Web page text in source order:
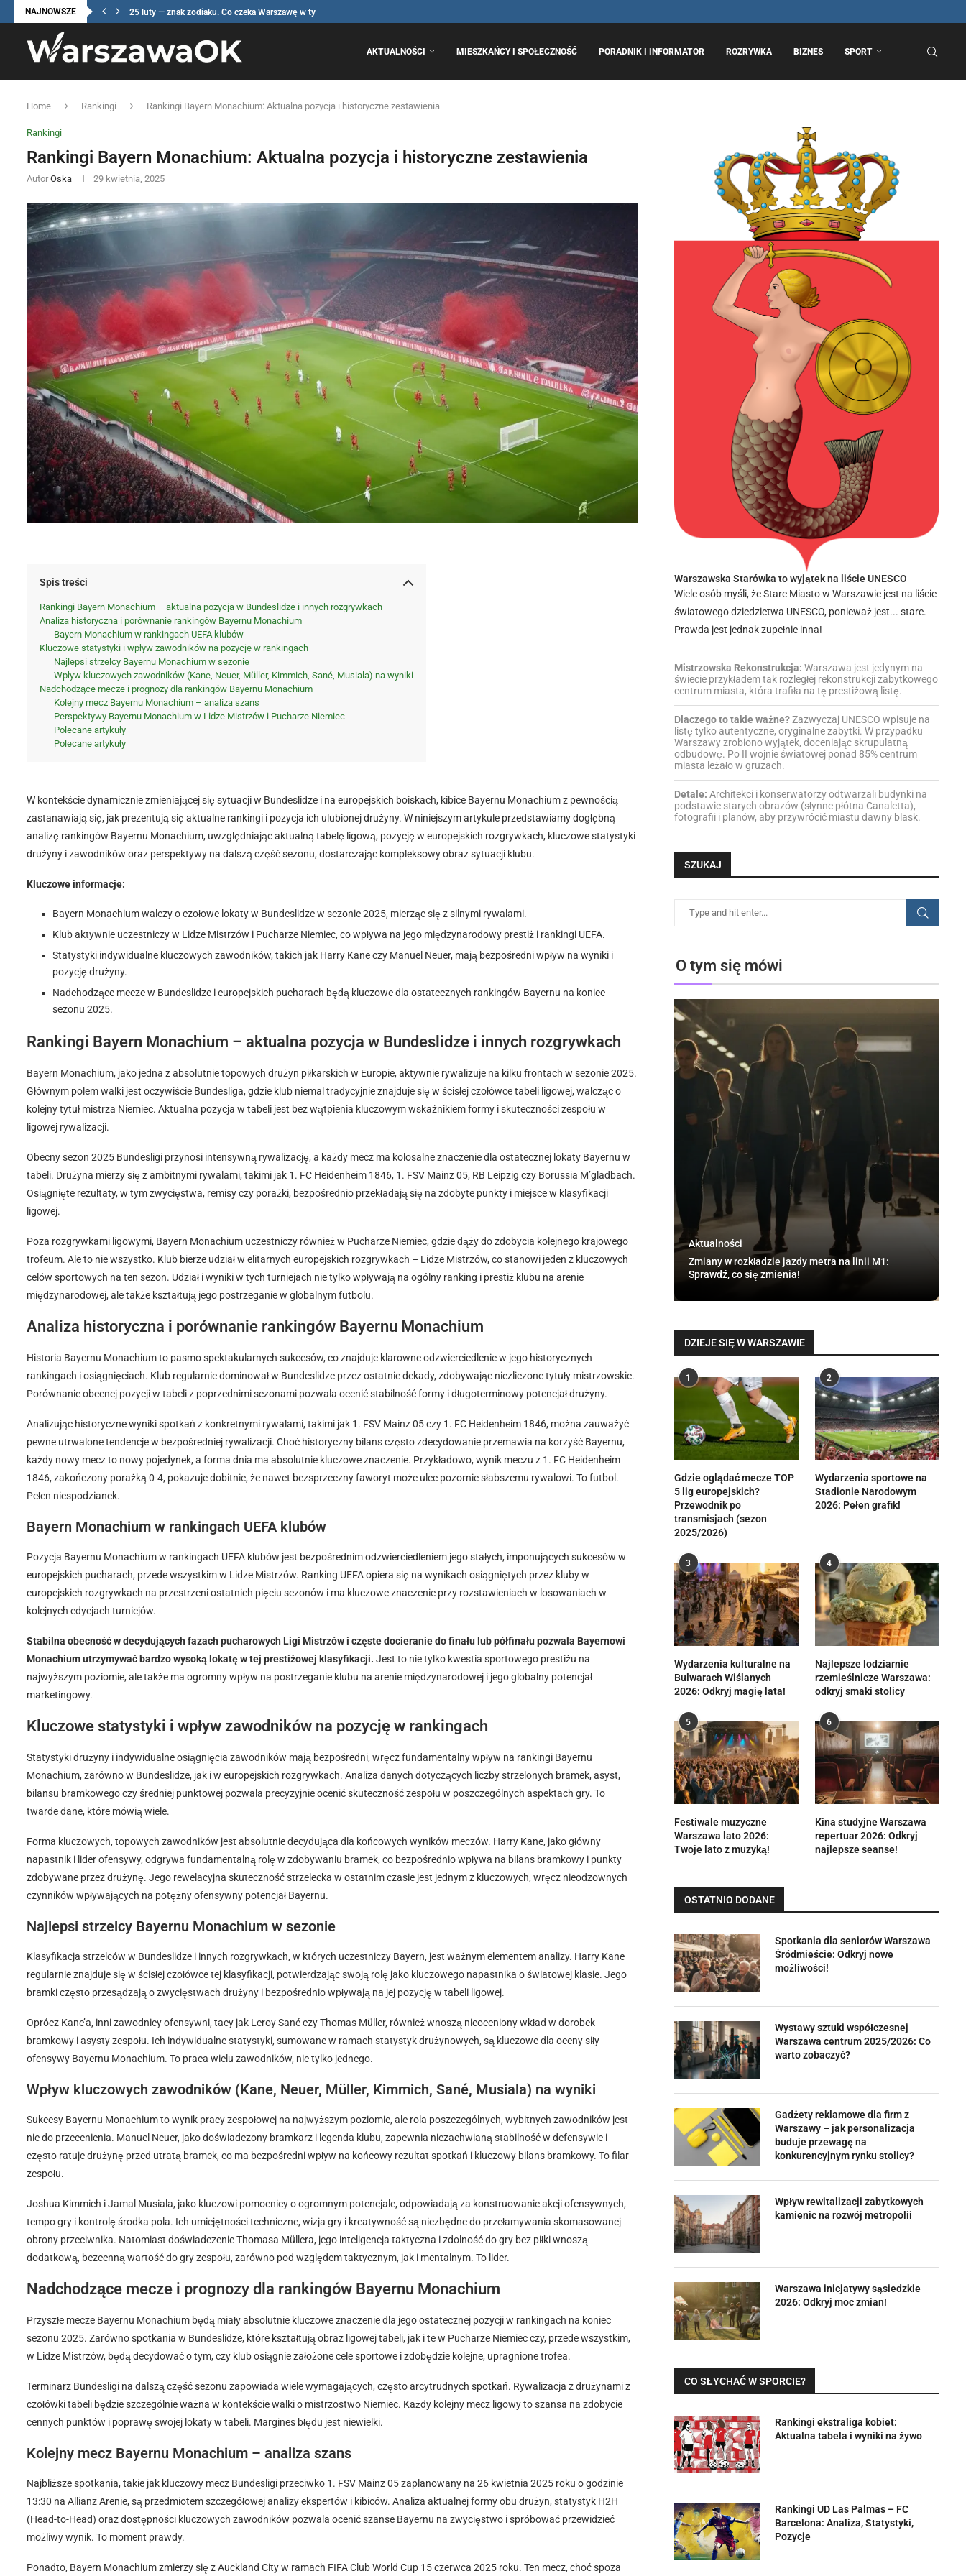
NAJNOWSZE 25 luty — znak zodiaku. Co czeka Warszawę w tym...
AKTUALNOŚCI MIESZKAŃCY I SPOŁECZNOŚĆ PORADNIK I INFORMATOR ROZRYWKA BIZNES SPORT
Home Rankingi Rankingi Bayern Monachium: Aktualna pozycja i historyczne zestawienia
Rankingi
Rankingi Bayern Monachium: Aktualna pozycja i historyczne zestawienia
Autor Oska 29 kwietnia, 2025
Spis treści
Rankingi Bayern Monachium – aktualna pozycja w Bundeslidze i innych rozgrywkach
Analiza historyczna i porównanie rankingów Bayernu Monachium
Bayern Monachium w rankingach UEFA klubów
Kluczowe statystyki i wpływ zawodników na pozycję w rankingach
Najlepsi strzelcy Bayernu Monachium w sezonie
Wpływ kluczowych zawodników (Kane, Neuer, Müller, Kimmich, Sané, Musiala) na wyniki
Nadchodzące mecze i prognozy dla rankingów Bayernu Monachium
Kolejny mecz Bayernu Monachium – analiza szans
Perspektywy Bayernu Monachium w Lidze Mistrzów i Pucharze Niemiec
Polecane artykuły
Polecane artykuły
W kontekście dynamicznie zmieniającej się sytuacji w Bundeslidze i na europejskich boiskach, kibice Bayernu Monachium z pewnością
zastanawiają się, jak prezentują się aktualne rankingi i pozycja ich ulubionej drużyny. W niniejszym artykule przedstawiamy dogłębną
analizę rankingów Bayernu Monachium, uwzględniając aktualną tabelę ligową, pozycję w europejskich rozgrywkach, kluczowe statystyki
drużyny i zawodników oraz perspektywy na dalszą część sezonu, dostarczając kompleksowy obraz sytuacji klubu.
Kluczowe informacje:
Bayern Monachium walczy o czołowe lokaty w Bundeslidze w sezonie 2025, mierząc się z silnymi rywalami.
Klub aktywnie uczestniczy w Lidze Mistrzów i Pucharze Niemiec, co wpływa na jego międzynarodowy prestiż i rankingi UEFA.
Statystyki indywidualne kluczowych zawodników, takich jak Harry Kane czy Manuel Neuer, mają bezpośredni wpływ na wyniki i
pozycję drużyny.
Nadchodzące mecze w Bundeslidze i europejskich pucharach będą kluczowe dla ostatecznych rankingów Bayernu na koniec
sezonu 2025.
Rankingi Bayern Monachium – aktualna pozycja w Bundeslidze i innych rozgrywkach
Bayern Monachium, jako jedna z absolutnie topowych drużyn piłkarskich w Europie, aktywnie rywalizuje na kilku frontach w sezonie 2025.
Głównym polem walki jest oczywiście Bundesliga, gdzie klub niemal tradycyjnie znajduje się w ścisłej czołówce tabeli ligowej, walcząc o
kolejny tytuł mistrza Niemiec. Aktualna pozycja w tabeli jest bez wątpienia kluczowym wskaźnikiem formy i skuteczności zespołu w
ligowej rywalizacji.
Obecny sezon 2025 Bundesligi przynosi intensywną rywalizację, a każdy mecz ma kolosalne znaczenie dla ostatecznej lokaty Bayernu w
tabeli. Drużyna mierzy się z ambitnymi rywalami, takimi jak 1. FC Heidenheim 1846, 1. FSV Mainz 05, RB Leipzig czy Borussia M’gladbach.
Osiągnięte rezultaty, w tym zwycięstwa, remisy czy porażki, bezpośrednio przekładają się na zdobyte punkty i miejsce w klasyfikacji
ligowej.
Poza rozgrywkami ligowymi, Bayern Monachium uczestniczy również w Pucharze Niemiec, gdzie dąży do zdobycia kolejnego krajowego
trofeum. Ale to nie wszystko. Klub bierze udział w elitarnych europejskich rozgrywkach – Lidze Mistrzów, co stanowi jeden z kluczowych
celów sportowych na ten sezon. Udział i wyniki w tych turniejach nie tylko wpływają na ogólny ranking i prestiż klubu na arenie
międzynarodowej, ale także kształtują jego postrzeganie w globalnym futbolu.
Analiza historyczna i porównanie rankingów Bayernu Monachium
Historia Bayernu Monachium to pasmo spektakularnych sukcesów, co znajduje klarowne odzwierciedlenie w jego historycznych
rankingach i osiągnięciach. Klub regularnie dominował w Bundeslidze przez ostatnie dekady, zdobywając niezliczone tytuły mistrzowskie.
Porównanie obecnej pozycji w tabeli z poprzednimi sezonami pozwala ocenić stabilność formy i długoterminowy potencjał drużyny.
Analizując historyczne wyniki spotkań z konkretnymi rywalami, takimi jak 1. FSV Mainz 05 czy 1. FC Heidenheim 1846, można zauważyć
pewne utrwalone tendencje w bezpośredniej rywalizacji. Choć historyczny bilans często zdecydowanie przemawia na korzyść Bayernu,
każdy nowy mecz to nowy pojedynek, a forma dnia ma absolutnie kluczowe znaczenie. Przykładowo, wynik meczu z 1. FC Heidenheim
1846, zakończony porażką 0-4, pokazuje dobitnie, że nawet bezsprzeczny faworyt może ulec pozornie słabszemu rywalowi. To futbol.
Pełen niespodzianek.
Bayern Monachium w rankingach UEFA klubów
Pozycja Bayernu Monachium w rankingach UEFA klubów jest bezpośrednim odzwierciedleniem jego stałych, imponujących sukcesów w
europejskich pucharach, przede wszystkim w Lidze Mistrzów. Ranking UEFA opiera się na wynikach osiągniętych przez kluby w
europejskich rozgrywkach na przestrzeni ostatnich pięciu sezonów i ma kluczowe znaczenie przy rozstawieniach w losowaniach w
kolejnych edycjach turniejów.
Stabilna obecność w decydujących fazach pucharowych Ligi Mistrzów i częste docieranie do finału lub półfinału pozwala Bayernowi
Monachium utrzymywać bardzo wysoką lokatę w tej prestiżowej klasyfikacji. Jest to nie tylko kwestia sportowego prestiżu na
najwyższym poziomie, ale także ma ogromny wpływ na postrzeganie klubu na arenie międzynarodowej i jego globalny potencjał
marketingowy.
Kluczowe statystyki i wpływ zawodników na pozycję w rankingach
Statystyki drużyny i indywidualne osiągnięcia zawodników mają bezpośredni, wręcz fundamentalny wpływ na rankingi Bayernu
Monachium, zarówno w Bundeslidze, jak i w europejskich rozgrywkach. Analiza danych dotyczących liczby strzelonych bramek, asyst,
bilansu bramkowego czy średniej punktowej pozwala precyzyjnie ocenić skuteczność zespołu w poszczególnych aspektach gry. To
twarde dane, które mówią wiele.
Forma kluczowych, topowych zawodników jest absolutnie decydująca dla końcowych wyników meczów. Harry Kane, jako główny
napastnik i lider ofensywy, odgrywa fundamentalną rolę w zdobywaniu bramek, co bezpośrednio wpływa na bilans bramkowy i punkty
zdobywane przez drużynę. Jego rewelacyjna skuteczność strzelecka w ostatnim czasie jest jednym z kluczowych, wręcz nieodzownych
czynników wpływających na potężny ofensywny potencjał Bayernu.
Najlepsi strzelcy Bayernu Monachium w sezonie
Klasyfikacja strzelców w Bundeslidze i innych rozgrywkach, w których uczestniczy Bayern, jest ważnym elementem analizy. Harry Kane
regularnie znajduje się w ścisłej czołówce tej klasyfikacji, potwierdzając swoją rolę jako kluczowego napastnika o światowej klasie. Jego
bramki często przesądzają o zwycięstwach drużyny i bezpośrednio wpływają na jej pozycję w tabeli ligowej.
Oprócz Kane’a, inni zawodnicy ofensywni, tacy jak Leroy Sané czy Thomas Müller, również wnoszą nieoceniony wkład w dorobek
bramkowy i asysty zespołu. Ich indywidualne statystyki, sumowane w ramach statystyk drużynowych, są kluczowe dla oceny siły
ofensywy Bayernu Monachium. To praca wielu zawodników, nie tylko jednego.
Wpływ kluczowych zawodników (Kane, Neuer, Müller, Kimmich, Sané, Musiala) na wyniki
Sukcesy Bayernu Monachium to wynik pracy zespołowej na najwyższym poziomie, ale rola poszczególnych, wybitnych zawodników jest
nie do przecenienia. Manuel Neuer, jako doświadczony bramkarz i legenda klubu, zapewnia niezachwianą stabilność w defensywie i
często ratuje drużynę przed utratą bramek, co ma bezpośredni wpływ na końcowy rezultat spotkań i kluczowy bilans bramkowy. To filar
zespołu.
Joshua Kimmich i Jamal Musiala, jako kluczowi pomocnicy o ogromnym potencjale, odpowiadają za konstruowanie akcji ofensywnych,
tempo gry i kontrolę środka pola. Ich umiejętności techniczne, wizja gry i kreatywność są niezbędne do przełamywania skomasowanej
obrony przeciwnika. Natomiast doświadczenie Thomasa Müllera, jego inteligencja taktyczna i zdolność do gry bez piłki wnoszą
dodatkową, bezcenną wartość do gry zespołu, zarówno pod względem taktycznym, jak i mentalnym. To lider.
Nadchodzące mecze i prognozy dla rankingów Bayernu Monachium
Przyszłe mecze Bayernu Monachium będą miały absolutnie kluczowe znaczenie dla jego ostatecznej pozycji w rankingach na koniec
sezonu 2025. Zarówno spotkania w Bundeslidze, które kształtują obraz ligowej tabeli, jak i te w Pucharze Niemiec czy, przede wszystkim,
w Lidze Mistrzów, będą decydować o tym, czy klub osiągnie założone cele sportowe i zdobędzie kolejne, upragnione trofea.
Terminarz Bundesligi na dalszą część sezonu zapowiada wiele wymagających, często arcytrudnych spotkań. Rywalizacja z drużynami z
czołówki tabeli będzie szczególnie ważna w kontekście walki o mistrzostwo Niemiec. Każdy kolejny mecz ligowy to szansa na zdobycie
cennych punktów i poprawę swojej lokaty w tabeli. Margines błędu jest niewielki.
Kolejny mecz Bayernu Monachium – analiza szans
Najbliższe spotkania, takie jak kluczowy mecz Bundesligi przeciwko 1. FSV Mainz 05 zaplanowany na 26 kwietnia 2025 roku o godzinie
13:30 na Allianz Arenie, są przedmiotem szczegółowej analizy ekspertów i kibiców. Analiza aktualnej formy obu drużyn, statystyk H2H
(Head-to-Head) oraz dostępności kluczowych zawodników pozwala ocenić szanse Bayernu na zwycięstwo i spróbować przewidzieć
możliwy wynik. To moment prawdy.
Ponadto, Bayern Monachium zmierzy się z Auckland City w ramach FIFA Club World Cup 15 czerwca 2025 roku. Ten mecz, choć spoza
Warszawska Starówka to wyjątek na liście UNESCO
Wiele osób myśli, że Stare Miasto w Warszawie jest na liście
światowego dziedzictwa UNESCO, ponieważ jest... stare.
Prawda jest jednak zupełnie inna!
Mistrzowska Rekonstrukcja: Warszawa jest jedynym na
świecie przykładem tak rozległej rekonstrukcji zabytkowego
centrum miasta, która trafiła na tę prestiżową listę.
Dlaczego to takie ważne?Zazwyczaj UNESCO wpisuje na
listę tylko autentyczne, oryginalne zabytki. W przypadku
Warszawy zrobiono wyjątek, doceniając skrupulatną
odbudowę. Po II wojnie światowej ponad 85% centrum
miasta leżało w gruzach.
Detale: Architekci i konserwatorzy odtwarzali budynki na
podstawie starych obrazów (słynne płótna Canaletta),
fotografii i planów, aby przywrócić miastu dawny blask.
SZUKAJ
O tym się mówi
Aktualności
Zmiany w rozkładzie jazdy metra na linii M1:
Sprawdź, co się zmienia!
DZIEJE SIĘ W WARSZAWIE
1
Gdzie oglądać mecze TOP
5 lig europejskich?
Przewodnik po
transmisjach (sezon
2025/2026)
2
Wydarzenia sportowe na
Stadionie Narodowym
2026: Pełen grafik!
3
Wydarzenia kulturalne na
Bulwarach Wiślanych
2026: Odkryj magię lata!
4
Najlepsze lodziarnie
rzemieślnicze Warszawa:
odkryj smaki stolicy
5
Festiwale muzyczne
Warszawa lato 2026:
Twoje lato z muzyką!
6
Kina studyjne Warszawa
repertuar 2026: Odkryj
najlepsze seanse!
OSTATNIO DODANE
Spotkania dla seniorów Warszawa
Śródmieście: Odkryj nowe
możliwości!
Wystawy sztuki współczesnej
Warszawa centrum 2025/2026: Co
warto zobaczyć?
Gadżety reklamowe dla firm z
Warszawy – jak personalizacja
buduje przewagę na
konkurencyjnym rynku stolicy?
Wpływ rewitalizacji zabytkowych
kamienic na rozwój metropolii
Warszawa inicjatywy sąsiedzkie
2026: Odkryj moc zmian!
CO SŁYCHAĆ W SPORCIE?
Rankingi ekstraliga kobiet:
Aktualna tabela i wyniki na żywo
Rankingi UD Las Palmas – FC
Barcelona: Analiza, Statystyki,
Pozycje